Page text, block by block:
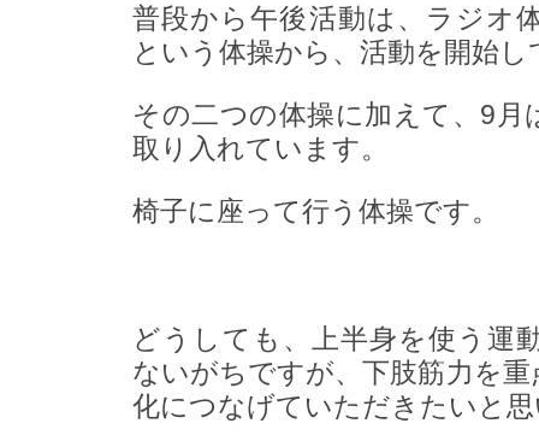
普段から午後活動は、ラジオ
という体操から、活動を開始
その二つの体操に加えて、9月
取り入れています。
椅子に座って行う体操です。
どうしても、上半身を使う運
ないがちですが、下肢筋力を
化につなげていただきたいと